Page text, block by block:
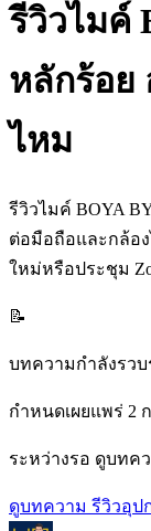
รีวิวไมค์
หลักร้อย
ไหม
รีวิวไมค์ BOYA
ต่อมือถือและกล้อง
ใหม่หรือประชุม
📝
บทความกำลังรว
กำหนดเผยแพร่ 2
ระหว่างรอ ดูบทค
ดูบทความ รีวิวอุ